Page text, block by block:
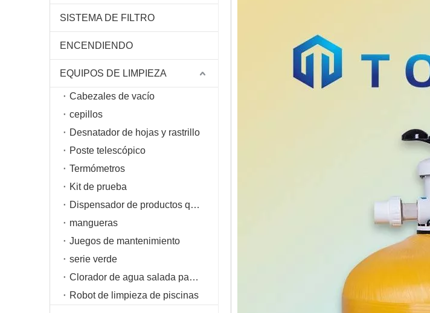
SISTEMA DE FILTRO
ENCENDIENDO
EQUIPOS DE LIMPIEZA
Cabezales de vacío
cepillos
Desnatador de hojas y rastrillo
Poste telescópico
Termómetros
Kit de prueba
Dispensador de productos químicos
mangueras
Juegos de mantenimiento
serie verde
Clorador de agua salada para piscinas
Robot de limpieza de piscinas